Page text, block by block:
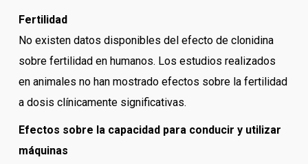
Fertilidad
No existen datos disponibles del efecto de clonidina
sobre fertilidad en humanos. Los estudios realizados
en animales no han mostrado efectos sobre la fertilidad
a dosis clínicamente significativas.
Efectos sobre la capacidad para conducir y utilizar
máquinas